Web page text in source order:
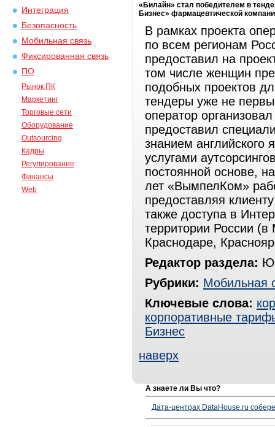
Интеграция
Безопасность
Мобильная связь
Фиксированная связь
ПО
Рынок ПК
Маркетинг
Торговые сети
Оборудование
Outsourcing
Кадры
Регулирование
Финансы
Web
«Билайн» стал победителем в
Бизнес» фармацевтической
В рамках проекта
по всем регионам
предоставил на
том числе женщин
подобных проектов
тендеры уже не
оператор
предоставил
знанием английского
услугами
постоянной основе,
лет «ВымпелКом»
предоставляя
также доступа в
территории России
Краснодаре,
Редактор раздела:
Рубрики: Мобильная
Ключевые слова:
корпоративные
Бизнес
наверх
А знаете ли Вы что?
Дата-центрах DataHouse.ru